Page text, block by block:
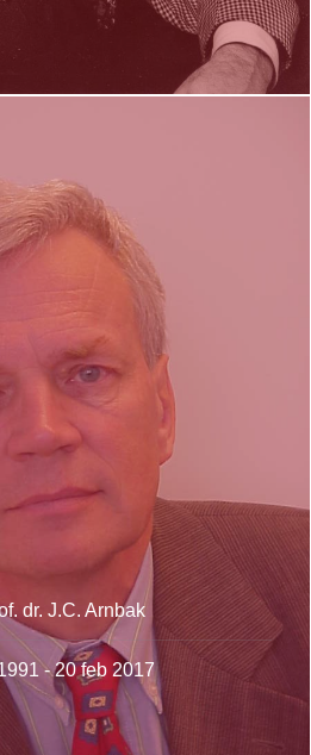
dr. J.C. Arnbak
- 20 feb 2017